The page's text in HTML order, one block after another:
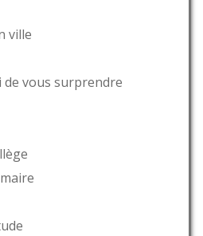
ville
de vous surprendre